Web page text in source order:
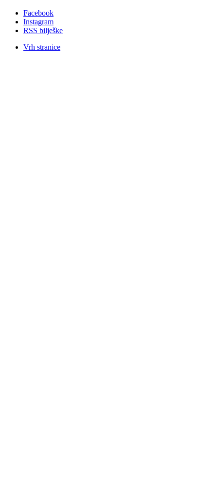
Facebook
Instagram
RSS bilješke
Vrh stranice